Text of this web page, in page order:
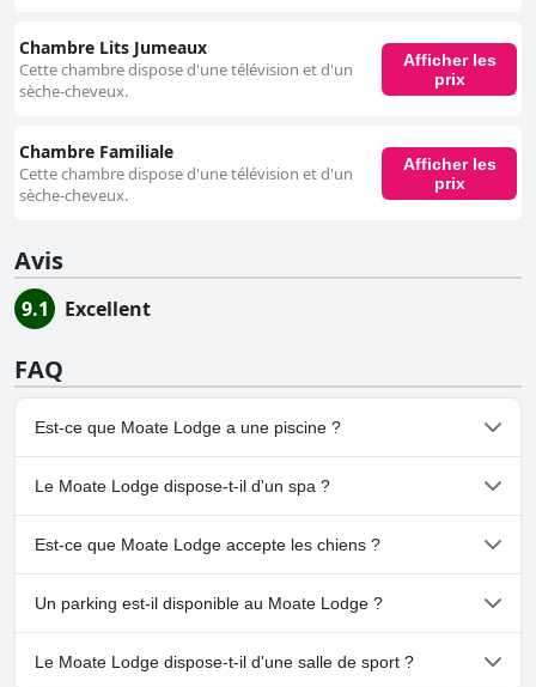
Chambre Lits Jumeaux
Cette chambre dispose d'une télévision et d'un
sèche-cheveux.
Afficher les
prix
Chambre Familiale
Cette chambre dispose d'une télévision et d'un
sèche-cheveux.
Afficher les
prix
Avis
9.1 Excellent
FAQ
Est-ce que Moate Lodge a une piscine ?
Non, Moate Lodge n'a pas de piscine.
Le Moate Lodge dispose-t-il d'un spa ?
Non, il n'y a pas de spa à Moate Lodge.
Est-ce que Moate Lodge accepte les chiens ?
Non, Moate Lodge n'accepte pas les chiens.
Un parking est-il disponible au Moate Lodge ?
Oui, un parking est disponible à Moate Lodge.
Le Moate Lodge dispose-t-il d'une salle de sport ?